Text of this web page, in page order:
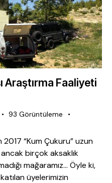
Araştırma Faaliyeti
93 Görüntüleme
“Kum Çukuru” uzun
ancak birçok aksaklık
mağaramız… Öyle ki,
üyelerimizin